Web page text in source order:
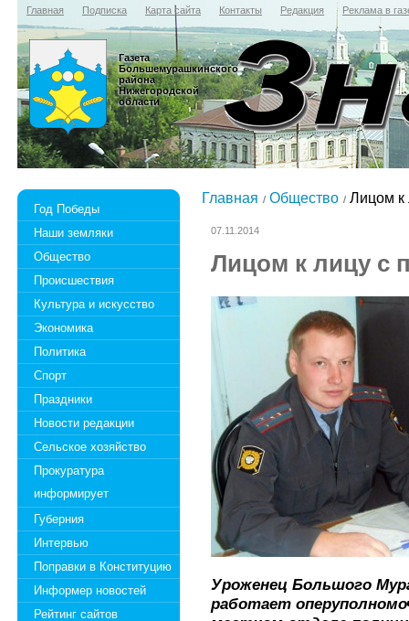
Главная Подписка Карта сайта Контакты Редакция Реклама в
Газета
Большемурашкинского
района
Нижегородской
области
Год Победы
Наши земляки
Общество
Происшествия
Культура и искусство
Экономика
Политика
Спорт
Праздники
Новости редакции
Сельское хозяйство
Прокуратура
информирует
Губерния
Интервью
Поправки в Конституцию
Информер новостей
Рейтинг сайтов
Главная Общество Лицом к
07.11.2014
Лицом к лицу с
Уроженец Большого
работает